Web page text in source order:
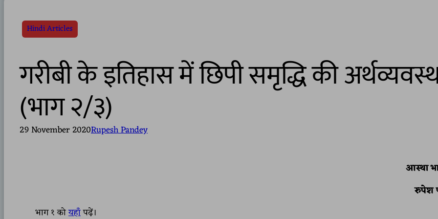
Hindi Articles
गरीबी के इतिहास में छिपी समृद्धि की
(भाग २/३)
29 November 2020Rupesh Pandey
आस्था
रुपेश
भाग १ कोयहाँपढ़ें।